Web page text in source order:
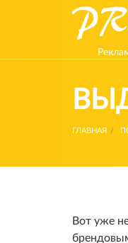
ГЛАВНАЯ
Вот уже